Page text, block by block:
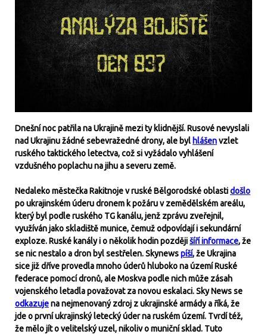
Dnešní noc patřila na Ukrajině mezi ty klidnější. Rusové nevyslali
nad Ukrajinu žádné sebevražedné drony, ale byl hlášenvzlet
ruského taktického letectva, což si vyžádalo vyhlášení
vzdušného poplachu na jihu a severu země.
Nedaleko městečka Rakitnoje v ruské Bělgorodské oblastidošlo
po ukrajinském úderu dronem k požáru v zemědělském areálu,
který byl podle ruského TG kanálu, jenž zprávu zveřejnil,
využíván jako skladiště munice, čemuž odpovídají i sekundární
exploze. Ruské kanály i o několik hodin pozdějišíří informace, že
se nic nestalo a dron byl sestřelen. Skynewspíší, že Ukrajina
sice již dříve provedla mnoho úderů hluboko na území Ruské
federace pomocí dronů, ale Moskva podle nich může zásah
vojenského letadla považovat za novou eskalaci. Sky News se
odkazujena nejmenovaný zdroj z ukrajinské armády a říká, že
jde o první ukrajinský letecký úder na ruském území. Tvrdí též,
že mělo jít o velitelský uzel, nikoliv o muniční sklad. Tuto